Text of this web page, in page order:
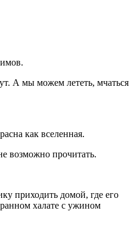
А мы можем лететь, мчаться
как вселенная.
возможно прочитать.
приходить домой, где его
халате с ужином